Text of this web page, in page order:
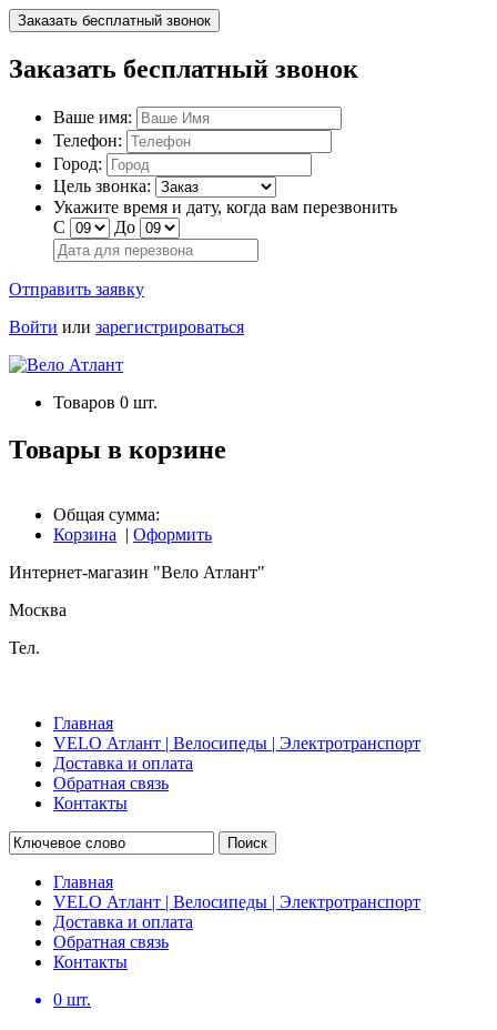
Заказать бесплатный звонок
Заказать бесплатный звонок
Ваше имя:
Телефон:
Город:
Цель звонка:
Укажите время и дату, когда вам перезвонить
С
До
Отправить заявку
Войти или зарегистрироваться
Товаров 0 шт.
Товары в корзине
Общая сумма:
Корзина | Оформить
Интернет-магазин "Вело Атлант"
Москва
Тел.
Главная
VELO Атлант | Велосипеды | Электротранспорт
Доставка и оплата
Обратная связь
Контакты
Поиск
Главная
VELO Атлант | Велосипеды | Электротранспорт
Доставка и оплата
Обратная связь
Контакты
0 шт.